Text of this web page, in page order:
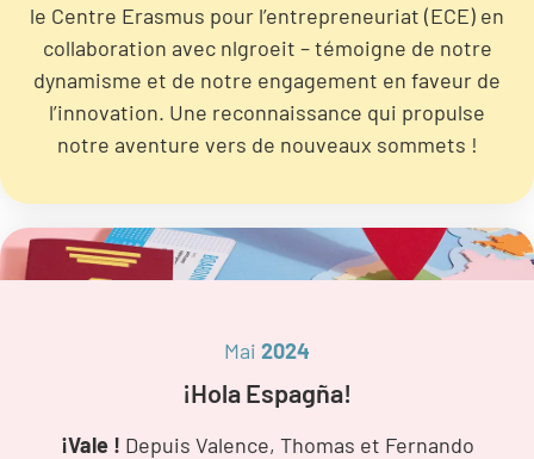
le Centre Erasmus pour l’entrepreneuriat (ECE) en
collaboration avec nlgroeit – témoigne de notre
dynamisme et de notre engagement en faveur de
l’innovation. Une reconnaissance qui propulse
notre aventure vers de nouveaux sommets !
Mai 2024
¡Hola Espagña!
¡Vale ! Depuis Valence, Thomas et Fernando